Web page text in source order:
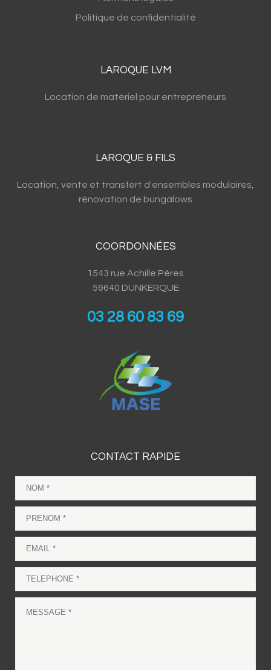
Politique de confidentialité
LAROQUE LVM
Location de matériel pour entrepreneurs
LAROQUE & FILS
Location, vente et transfert d'ensembles modulaires,
rénovation de bungalows
COORDONNÉES
1543 rue Achille Péres
59640 DUNKERQUE
03 28 60 83 69
CONTACT RAPIDE